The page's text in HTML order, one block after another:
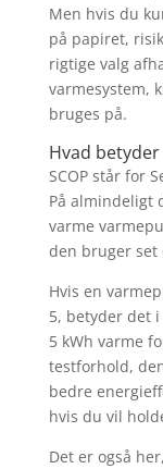
Men hvis du
på papiret,
rigtige valg
varmesystem,
bruges på.
Hvad
SCOP står for
På almindeligt
varme
den bruger set
Hvis en
5, betyder det
5 kWh varme
testforhold,
bedre
hvis du vil
Det er også